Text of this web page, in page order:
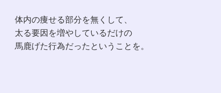
体内の痩せる部分を無くして、
太る要因を増やしているだけの
馬鹿げた行為だったということを。